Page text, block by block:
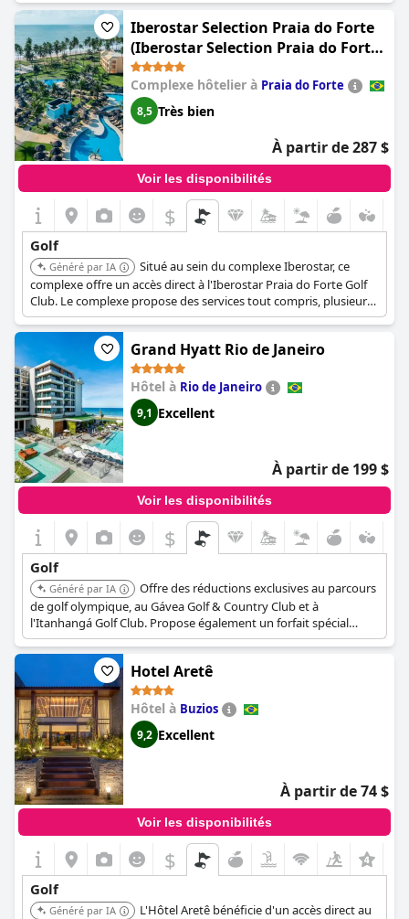
de golf sur place, ainsi que les chambres situées près du club de
golf, offrent commodité et accessibilité aux clients souhaitant
s'adonner à ce sport. La location d'une voiturette de golf ajoute
une autre couche de facilité, permettant plus de plaisir tout en
naviguant sur les vastes terrains. Malgré une mention de
négligence, la majorité des avis soulignent la beauté et la qualité
des parcours, ce qui en fait un élément très apprécié du
complexe.
Iberostar Selection Praia do Forte
(Iberostar Selection Praia do Forte -
All Inclusive)
Complexe hôtelier à Praia do Forte
8,5 Très bien
À partir de 287 $
Voir les disponibilités
$
Golf
Généré par IA
Situé au sein du complexe Iberostar, ce
complexe offre un accès direct à l'Iberostar Praia do Forte Golf
Club. Le complexe propose des services tout compris, plusieurs
restaurants et bars, ainsi qu'un spa, garantissant une
expérience pratique et luxueuse pour les amateurs de golf.
Grand Hyatt Rio de Janeiro
Hôtel à Rio de Janeiro
9,1 Excellent
À partir de 199 $
Voir les disponibilités
$
Golf
Généré par IA
Offre des réductions exclusives au parcours
de golf olympique, au Gávea Golf & Country Club et à
l'Itanhangá Golf Club. Propose également un forfait spécial
comprenant l'hébergement, les services de piscine et un trajet
en ferry vers le parcours de golf olympique. Il dispose d'un
parcours de golf et offre un accès au parcours olympique de Rio
de Janeiro 2016 situé à proximité.
Hotel Aretê
Hôtel à Buzios
9,2 Excellent
À partir de 74 $
Voir les disponibilités
$
Golf
Généré par IA
L'Hôtel Aretê bénéficie d'un accès direct au